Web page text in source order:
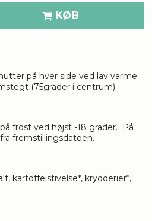
KØB
på hver side ved lav varme
(75grader i centrum).
frost ved højst -18 grader. På
fremstillingsdatoen.
kartoffelstivelse*, krydderier*,